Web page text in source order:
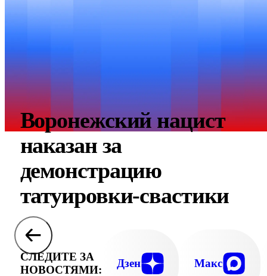
Воронежский нацист
наказан за
демонстрацию
татуировки-свастики
СЛЕДИТЕ ЗА
НОВОСТЯМИ:
Дзен Макс